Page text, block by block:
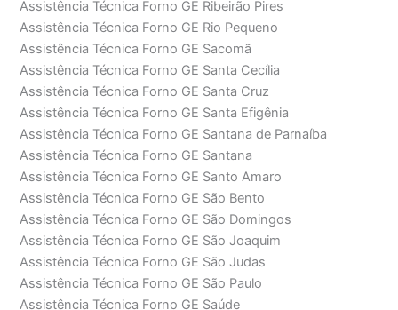
Assistência Técnica Forno GE Ribeirão Pires
Assistência Técnica Forno GE Rio Pequeno
Assistência Técnica Forno GE Sacomã
Assistência Técnica Forno GE Santa Cecília
Assistência Técnica Forno GE Santa Cruz
Assistência Técnica Forno GE Santa Efigênia
Assistência Técnica Forno GE Santana de Parnaíba
Assistência Técnica Forno GE Santana
Assistência Técnica Forno GE Santo Amaro
Assistência Técnica Forno GE São Bento
Assistência Técnica Forno GE São Domingos
Assistência Técnica Forno GE São Joaquim
Assistência Técnica Forno GE São Judas
Assistência Técnica Forno GE São Paulo
Assistência Técnica Forno GE Saúde